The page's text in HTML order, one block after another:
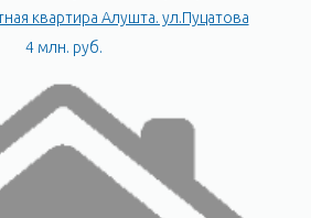
квартира Алушта. ул.Пуцатова
4 млн. руб.